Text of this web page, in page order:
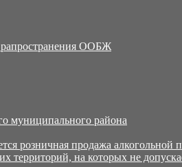
ООБЖ
муниципального района
розничная продажа алкогольной
на которых не